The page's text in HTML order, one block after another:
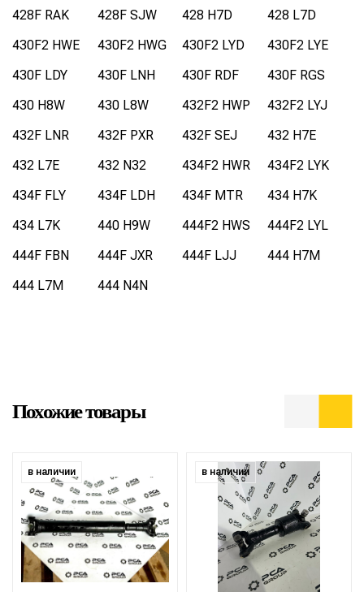
428F RAK 428F SJW 428 H7D
428 L7D
430F2 HWE
430F2 HWG 430F2 LYD
430F2 LYE
430F LDY
430F LNH 430F RDF
430F RGS
430 H8W
430 L8W 432F2 HWP
432F2 LYJ
432F LNR
432F PXR 432F SEJ
432 H7E
432 L7E
432 N32 434F2 HWR
434F2 LYK
434F FLY
434F LDH 434F MTR
434 H7K
434 L7K
440 H9W 444F2 HWS
444F2 LYL
444F FBN
444F JXR 444F LJJ
444 H7M
444 L7M
444 N4N
Похожие товары
в наличии в наличии